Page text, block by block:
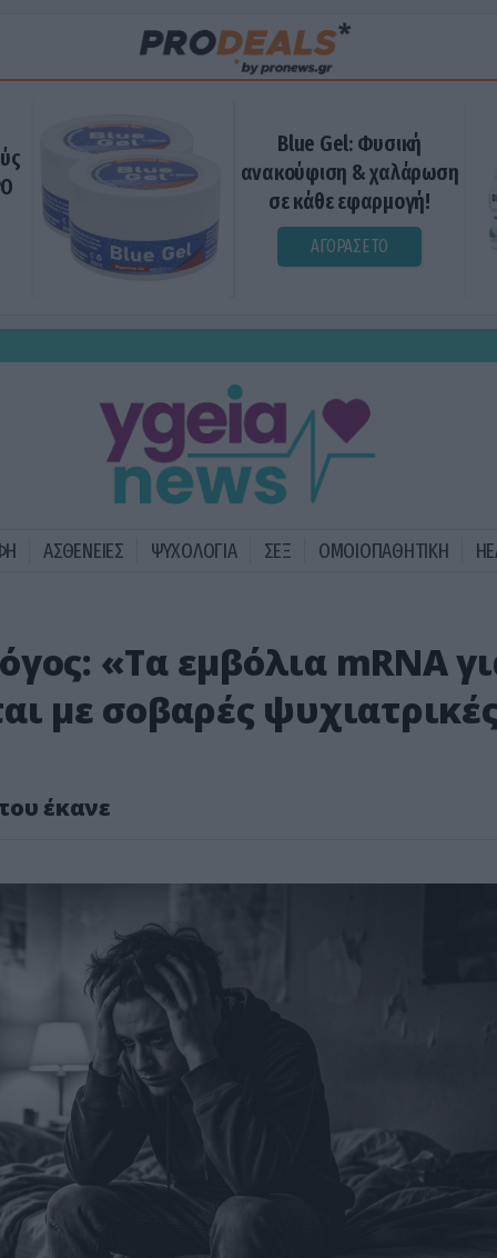
Blue Gel: Φυσική
ανακούφιση & χαλάρωση
σε κάθε εφαρμογή!
ΑΓΟΡΑΣΕ ΤΟ
ΑΣΘΕΝΕΙΕΣ ΨΥΧΟΛΟΓΙΑ ΣΕΞ ΟΜΟΙΟΠΑΘΗΤΙΚΗ
«Τα εμβόλια mRNA
με σοβαρές
έκανε